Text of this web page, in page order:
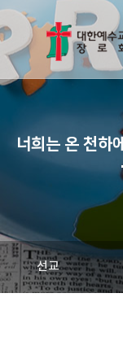
너희는 온 천하
선교